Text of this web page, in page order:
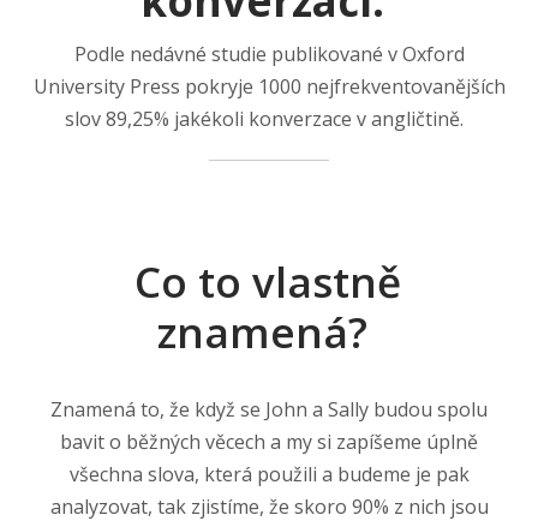
Podle nedávné studie publikované v Oxford
University Press pokryje 1000 nejfrekventovanějších
slov 89,25% jakékoli konverzace v angličtině.
Co to vlastně
znamená?
Znamená to, že když se John a Sally budou spolu
bavit o běžných věcech a my si zapíšeme úplně
všechna slova, která použili a budeme je pak
analyzovat, tak zjistíme, že skoro 90% z nich jsou